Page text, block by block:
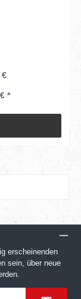
€
*
erscheinenden
sein, über neue